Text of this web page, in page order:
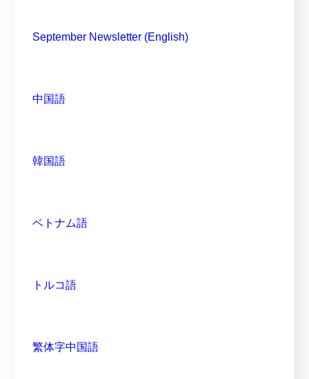
September Newsletter (English)
中国語
韓国語
ベトナム語
トルコ語
繁体字中国語